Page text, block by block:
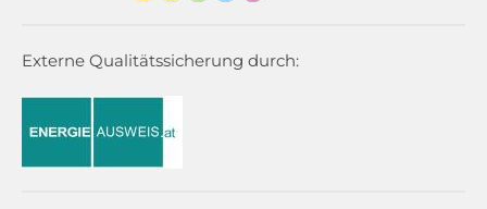
Externe Qualitätssicherung durch: